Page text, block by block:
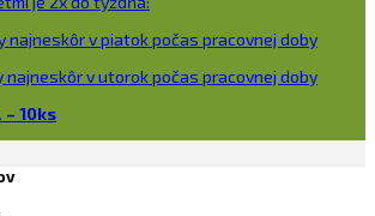
najneskôr v piatok počas pracovnej doby
najneskôr v utorok počas pracovnej doby
10ks